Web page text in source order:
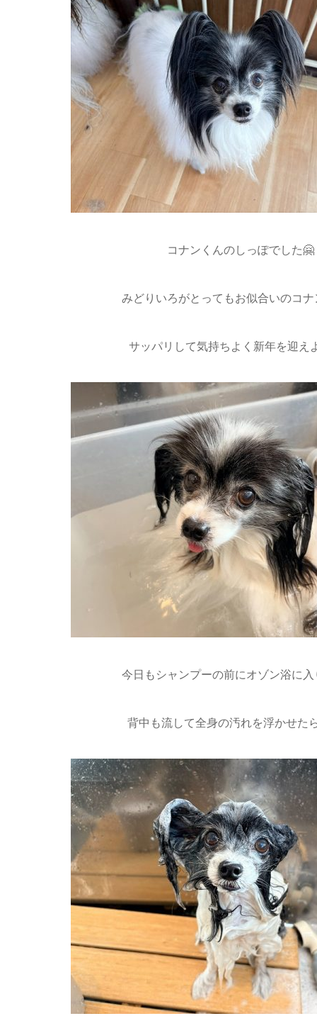
コナンくんのしっぽでした🤗
みどりいろがとってもお似合いのコ
サッパリして気持ちよく新年を迎え
今日もシャンプーの前にオゾン浴に
背中も流して全身の汚れを浮かせた